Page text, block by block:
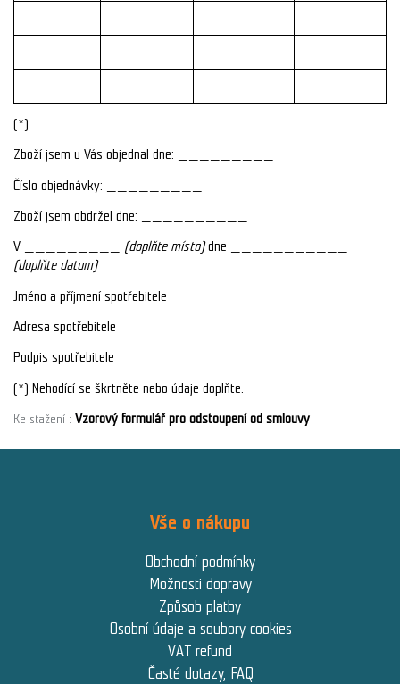
(*)
Zboží jsem u Vás objednal dne: _________
Číslo objednávky: _________
Zboží jsem obdržel dne: __________
V _________ (doplňte místo)dne ___________
(doplňte datum)
Jméno a příjmení spotřebitele
Adresa spotřebitele
Podpis spotřebitele
(*) Nehodící se škrtněte nebo údaje doplňte.
Ke stažení : Vzorový formulář pro odstoupení od smlouvy
Vše o nákupu
Obchodní podmínky
Možnosti dopravy
Způsob platby
Osobní údaje a soubory cookies
VAT refund
Časté dotazy, FAQ